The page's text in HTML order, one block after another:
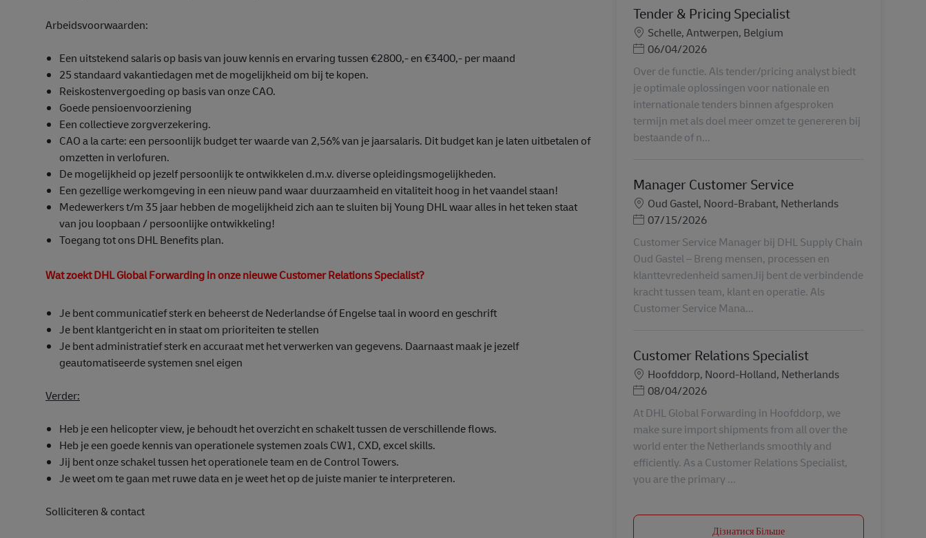
Arbeidsvoorwaarden:
Een uitstekend salaris op basis van jouw kennis en ervaring tussen €2800,- en €3400,- per maand
25 standaard vakantiedagen met de mogelijkheid om bij te kopen.
Reiskostenvergoeding op basis van onze CAO.
Goede pensioenvoorziening
Een collectieve zorgverzekering.
CAO a la carte: een persoonlijk budget ter waarde van 2,56% van je jaarsalaris. Dit budget kan je laten uitbetalen of
omzetten in verlofuren.
De mogelijkheid op jezelf persoonlijk te ontwikkelen d.m.v. diverse opleidingsmogelijkheden.
Een gezellige werkomgeving in een nieuw pand waar duurzaamheid en vitaliteit hoog in het vaandel staan!
Medewerkers t/m 35 jaar hebben de mogelijkheid zich aan te sluiten bij Young DHL waar alles in het teken staat
van jou loopbaan / persoonlijke ontwikkeling!
Toegang tot ons DHL Benefits plan.
Wat zoekt DHL Global Forwarding in onze nieuwe Customer Relations Specialist?
Je bent communicatief sterk en beheerst de Nederlandse óf Engelse taal in woord en geschrift
Je bent klantgericht en in staat om prioriteiten te stellen
Je bent administratief sterk en accuraat met het verwerken van gegevens. Daarnaast maak je jezelf
geautomatiseerde systemen snel eigen
Verder:
Heb je een helicopter view, je behoudt het overzicht en schakelt tussen de verschillende flows.
Heb je een goede kennis van operationele systemen zoals CW1, CXD, excel skills.
Jij bent onze schakel tussen het operationele team en de Control Towers.
Je weet om te gaan met ruwe data en je weet het op de juiste manier te interpreteren.
Solliciteren & contact
Tender & Pricing Specialist
Місцезнаходження
Schelle, Antwerpen, Belgium
Posted Date
06/04/2026
Over de functie. Als tender/pricing analyst biedt
je optimale oplossingen voor nationale en
internationale tenders binnen afgesproken
termijn met als doel meer omzet te genereren bij
bestaande of n...
Manager Customer Service
Місцезнаходження
Oud Gastel, Noord-Brabant, Netherlands
Posted Date
07/15/2026
Customer Service Manager bij DHL Supply Chain
Oud Gastel – Breng mensen, processen en
klanttevredenheid samenJij bent de verbindende
kracht tussen team, klant en operatie. Als
Customer Service Mana...
Customer Relations Specialist
Місцезнаходження
Hoofddorp, Noord-Holland, Netherlands
Posted Date
08/04/2026
At DHL Global Forwarding in Hoofddorp, we
make sure import shipments from all over the
world enter the Netherlands smoothly and
efficiently. As a Customer Relations Specialist,
you are the primary ...
Дізнатися Більше